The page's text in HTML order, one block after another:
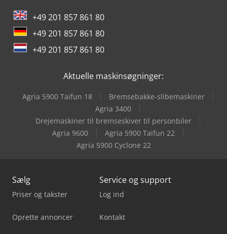
Jlg Pecolift
Jlg Sakselift
Jlg Teleskoplæsser
Jlg Toucan T12E
Jlg X20J Plus
+49 201 857 861 80
+49 201 857 861 80
+49 201 857 861 80
Aktuelle maskinsøgninger:
Agria 5900 Taifun 18
Bremsebakke-slibemaskiner
Agria 3400
Drejemaskiner til bremseskiver til personbiler
Agria 9600
Agria 5900 Taifun 22
Agria 5900 Cyclone 22
Sælg
Priser og takster
Oprette annoncer
Service og support
Log ind
Kontakt